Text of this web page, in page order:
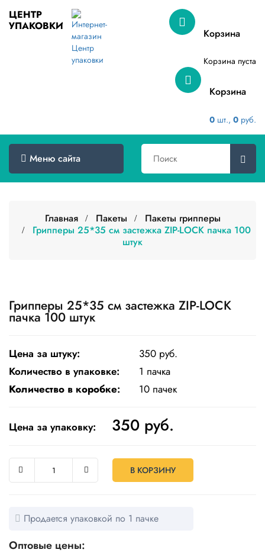
ЦЕНТР
УПАКОВКИ
Корзина
Корзина пуста
Корзина
0 шт., 0 руб.
Меню сайта
Меню
Сертификаты
О
Контакты
Крафт
Пищевая
упаковка
многоразовая
Товары
выпекания
и скотч
Бытовая
химия
Главная Пакеты
Пакеты грипперы
Грипперы 25*35 см застежка ZIP-LOCK пачка 100
штук
Грипперы 25*35 см застежка ZIP-LOCK
пачка 100 штук
Цена за штуку:
350 руб.
Количество в упаковке:
1 пачка
Количество в коробке: 10 пачек
Цена за упаковку: 350 руб.
В КОРЗИНУ
Продается упаковкой по 1 пачке
Оптовые цены: